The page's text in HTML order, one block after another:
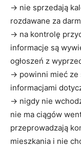
→ nie sprzedają
rozdawane za
→ na kontrolę
informacje są
ogłoszeń z
→ powinni mieć ze
informacjami
→ nigdy nie
nie ma ciągów
przeprowadzają
mieszkania i nie